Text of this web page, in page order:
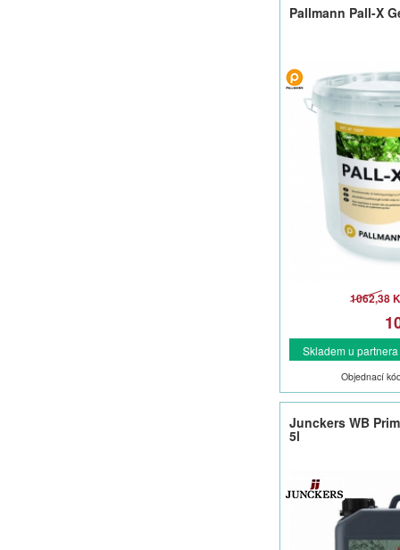
Pallmann Pall-X
1062,38
Skladem u
Objednací
Junckers WB
5l